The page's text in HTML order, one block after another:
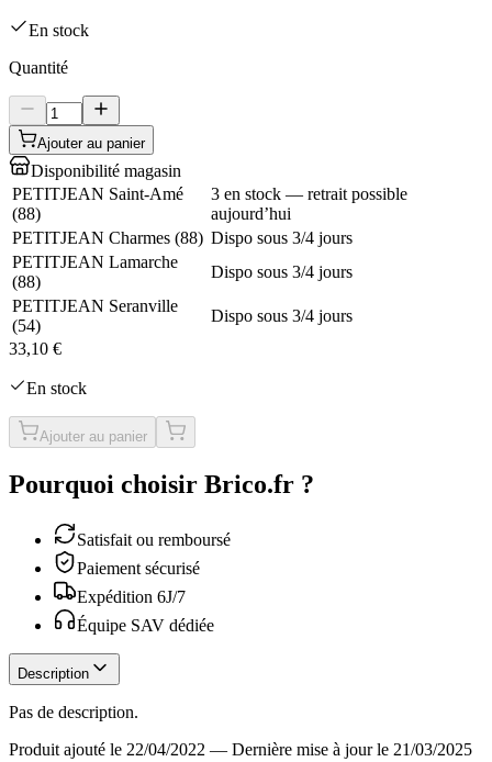
En stock
Quantité
Ajouter au panier
Disponibilité magasin
PETITJEAN Saint-Amé
(88)
3 en stock — retrait possible
aujourd’hui
PETITJEAN Charmes (88) Dispo sous 3/4 jours
PETITJEAN Lamarche
(88)
Dispo sous 3/4 jours
PETITJEAN Seranville
(54)
Dispo sous 3/4 jours
33,10 €
En stock
Ajouter au panier
Pourquoi choisir Brico.fr ?
Satisfait ou remboursé
Paiement sécurisé
Expédition 6J/7
Équipe SAV dédiée
Description
Pas de description.
Produit ajouté le 22/04/2022 — Dernière mise à jour le 21/03/2025